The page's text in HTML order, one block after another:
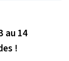
au 14
!